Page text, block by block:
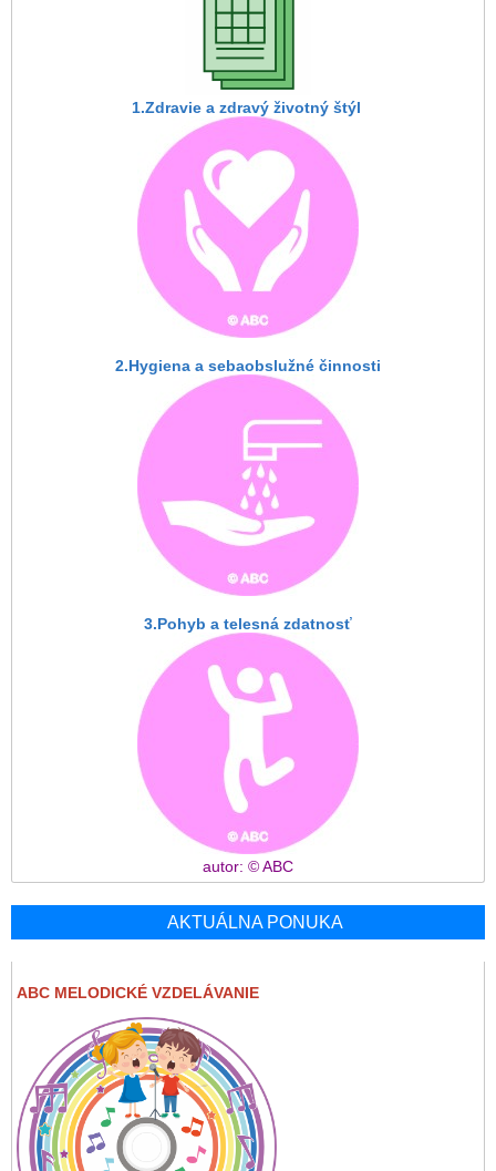
1.Zdravie a zdravý životný štýl
2.Hygiena a sebaobslužné činnosti
3.Pohyb a telesná zdatnosť
autor: © ABC
AKTUÁLNA PONUKA
ABC MELODICKÉ VZDELÁVANIE